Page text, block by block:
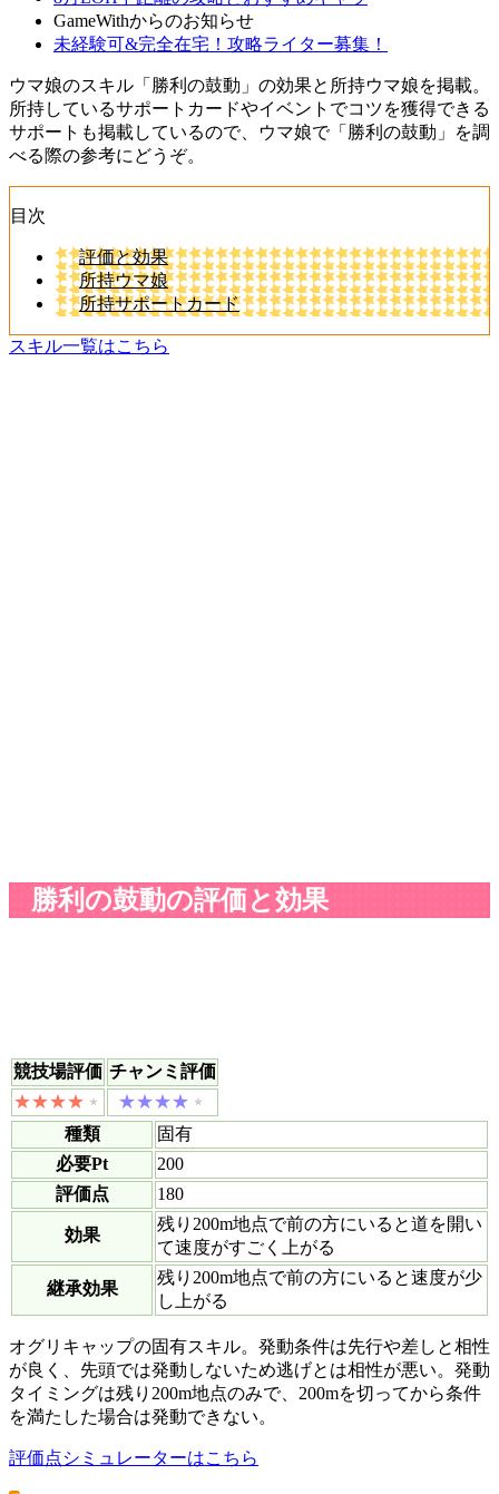
GameWithからのお知らせ
未経験可&完全在宅！攻略ライター募集！
ウマ娘のスキル「勝利の鼓動」の効果と所持ウマ娘を掲載。
所持しているサポートカードやイベントでコツを獲得できる
サポートも掲載しているので、ウマ娘で「勝利の鼓動」を調
べる際の参考にどうぞ。
目次
評価と効果
所持ウマ娘
所持サポートカード
スキル一覧はこちら
勝利の鼓動の評価と効果
競技場評価 チャンミ評価
種類
固有
必要Pt
200
評価点
180
効果
残り200m地点で前の方にいると道を開い
て速度がすごく上がる
継承効果
残り200m地点で前の方にいると速度が少
し上がる
オグリキャップの固有スキル。発動条件は先行や差しと相性
が良く、先頭では発動しないため逃げとは相性が悪い。発動
タイミングは残り200m地点のみで、200mを切ってから条件
を満たした場合は発動できない。
評価点シミュレーターはこちら